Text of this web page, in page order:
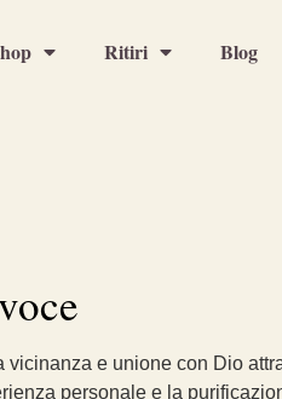
Ritiri Blog
e unione con Dio
personale e la